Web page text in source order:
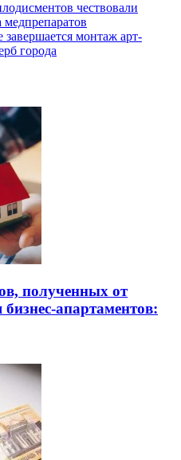
чествовали
медпрепаратов
завершается монтаж арт-
города
полученных от
апартаментов: